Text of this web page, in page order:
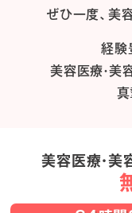
ぜひ一度、美
経験
美容医療・美
真
美容医療・美